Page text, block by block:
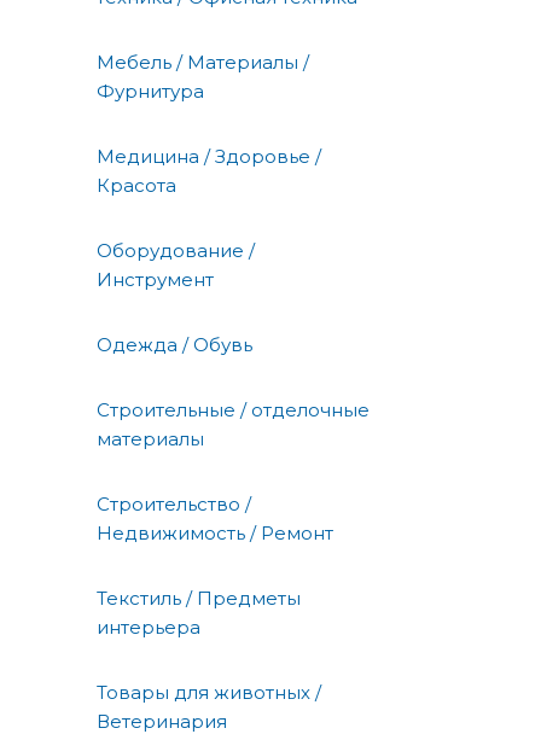
Мебель / Материалы /
Фурнитура
Медицина / Здоровье /
Красота
Оборудование /
Инструмент
Одежда / Обувь
Строительные / отделочные
материалы
Строительство /
Недвижимость / Ремонт
Текстиль / Предметы
интерьера
Товары для животных /
Ветеринария